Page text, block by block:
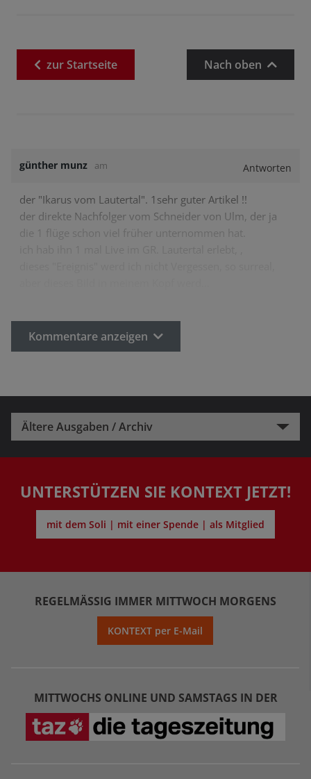
zurStartseite Nach oben
günther munz am Antworten
der "Ikarus vom Lautertal". 1sehr guter Artikel !!
der direkte Nachfolger vom Schneider von Ulm, der ja
die 1 flüge schon viel früher unternommen hat.
Kommentare anzeigen
Ältere Ausgaben / Archiv
UNTERSTÜTZEN SIE KONTEXT JETZT!
mit dem Soli | mit einer Spende | als Mitglied
REGELMÄSSIG IMMER MITTWOCH MORGENS
KONTEXT per E-Mail
MITTWOCHS ONLINE UND SAMSTAGS IN DER